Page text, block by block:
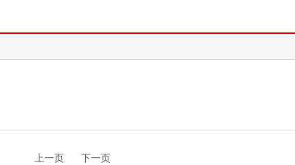
上一页 下一页